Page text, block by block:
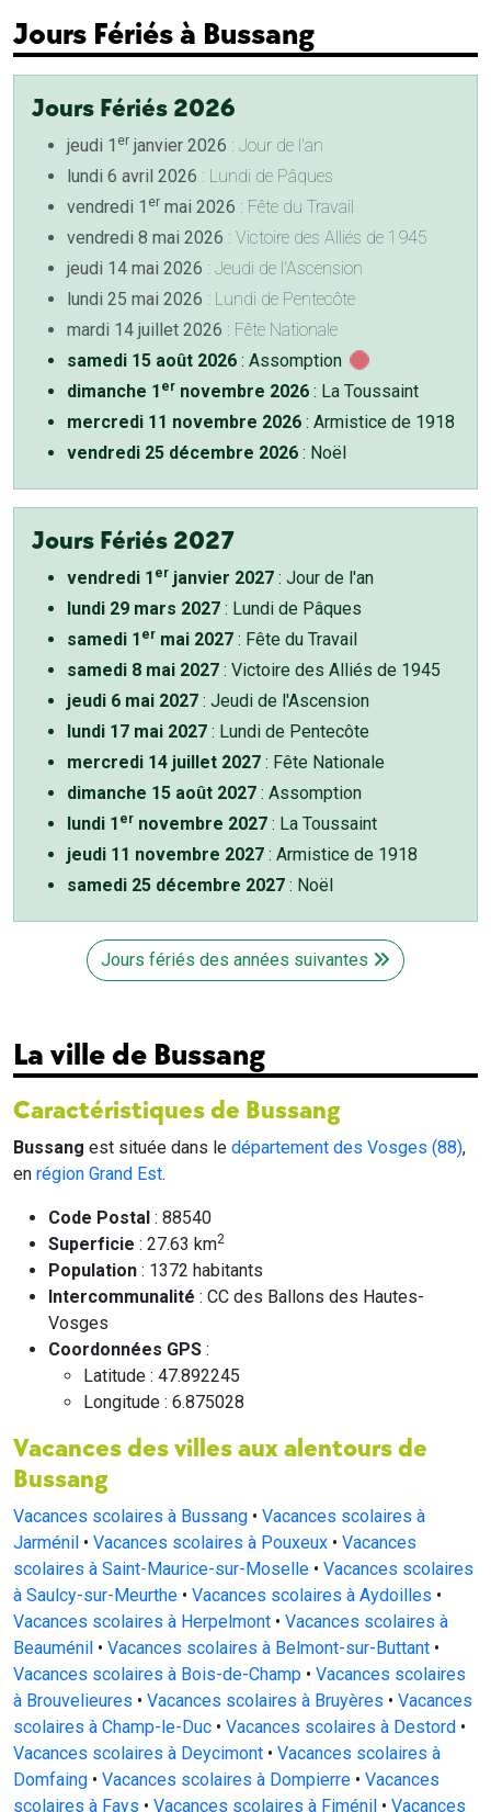
Jours Fériés à Bussang
Jours Fériés 2026
jeudi 1 er janvier 2026 : Jour de l'an
lundi 6 avril 2026 : Lundi de Pâques
vendredi 1 er mai 2026 : Fête du Travail
vendredi 8 mai 2026 : Victoire des Alliés de 1945
jeudi 14 mai 2026 : Jeudi de l'Ascension
lundi 25 mai 2026 : Lundi de Pentecôte
mardi 14 juillet 2026 : Fête Nationale
samedi 15 août 2026 : Assomption
dimanche 1 er novembre 2026 : La Toussaint
mercredi 11 novembre 2026 : Armistice de 1918
vendredi 25 décembre 2026 : Noël
Jours Fériés 2027
vendredi 1 er janvier 2027 : Jour de l'an
lundi 29 mars 2027 : Lundi de Pâques
samedi 1 er mai 2027 : Fête du Travail
samedi 8 mai 2027 : Victoire des Alliés de 1945
jeudi 6 mai 2027 : Jeudi de l'Ascension
lundi 17 mai 2027 : Lundi de Pentecôte
mercredi 14 juillet 2027 : Fête Nationale
dimanche 15 août 2027 : Assomption
lundi 1 er novembre 2027 : La Toussaint
jeudi 11 novembre 2027 : Armistice de 1918
samedi 25 décembre 2027 : Noël
Jours fériés des années suivantes
La ville de Bussang
Caractéristiques de Bussang
Bussang est située dans le département des Vosges (88),
en région Grand Est.
Code Postal : 88540
Superficie : 27.63 km2
Population : 1372 habitants
Intercommunalité : CC des Ballons des Hautes-
Vosges
Coordonnées GPS :
Latitude : 47.892245
Longitude : 6.875028
Vacances des villes aux alentours de
Bussang
Vacances scolaires à Bussang • Vacances scolaires à
Jarménil • Vacances scolaires à Pouxeux • Vacances
scolaires à Saint-Maurice-sur-Moselle • Vacances scolaires
à Saulcy-sur-Meurthe • Vacances scolaires à Aydoilles •
Vacances scolaires à Herpelmont • Vacances scolaires à
Beauménil • Vacances scolaires à Belmont-sur-Buttant •
Vacances scolaires à Bois-de-Champ • Vacances scolaires
à Brouvelieures • Vacances scolaires à Bruyères • Vacances
scolaires à Champ-le-Duc • Vacances scolaires à Destord •
Vacances scolaires à Deycimont • Vacances scolaires à
Domfaing • Vacances scolaires à Dompierre • Vacances
scolaires à Fays • Vacances scolaires à Fiménil • Vacances